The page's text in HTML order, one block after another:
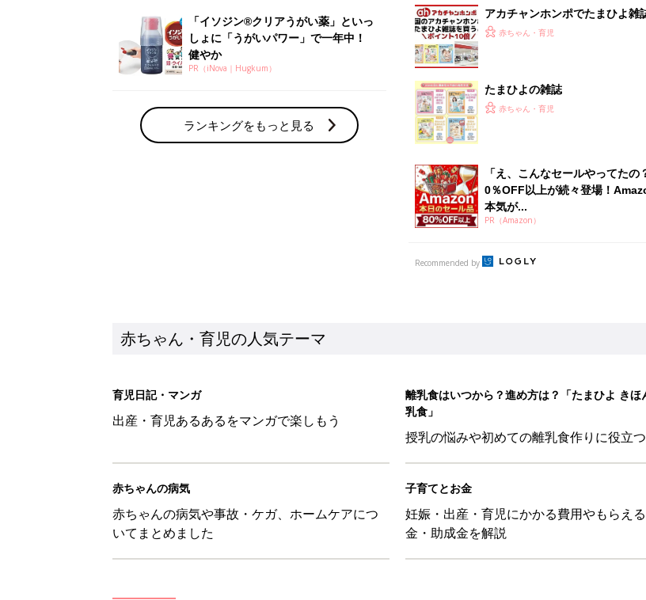
「イソジン®クリアうがい薬」といっ
しょに「うがいパワー」で一年中！
健やか
PR（iNova｜Hugkum）
ランキングをもっと見る
アカチャンホンポでたまひよ雑
うとポイント10倍【期間限定】
赤ちゃん・育児
たまひよの雑誌
赤ちゃん・育児
「え、こんなセールやってたの
0％OFF以上が続々登場！
本気が...
PR（Amazon）
Recommended by
赤ちゃん・育児の人気テーマ
育児日記・マンガ
出産・育児あるあるをマンガで楽しもう
離乳食はいつから？進め方は？「たまひよ きほ
乳食」
授乳の悩みや初めての離乳食作りに役立つ
赤ちゃんの病気
赤ちゃんの病気や事故・ケガ、ホームケアにつ
いてまとめました
子育てとお金
妊娠・出産・育児にかかる費用やもらえ
金・助成金を解説